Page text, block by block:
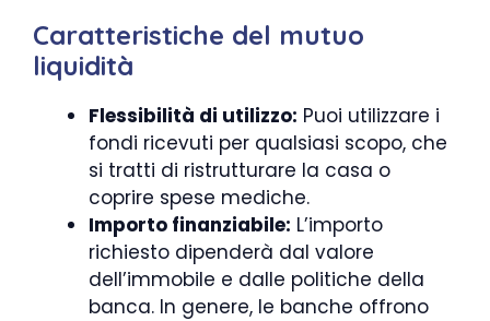
Caratteristiche del mutuo
liquidità
Flessibilità di utilizzo: Puoi utilizzare i
fondi ricevuti per qualsiasi scopo, che
si tratti di ristrutturare la casa o
coprire spese mediche.
Importo finanziabile: L’importo
richiesto dipenderà dal valore
dell’immobile e dalle politiche della
banca. In genere, le banche offrono